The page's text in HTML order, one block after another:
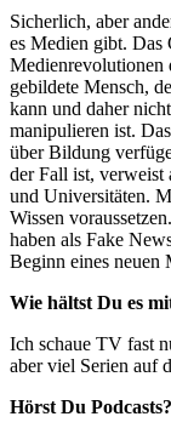
Sicherlich, aber
es Medien gibt.
Medienrevolutionen
gebildete Mensch,
kann und daher
manipulieren ist.
über Bildung
der Fall ist, verweist
und Universitäten.
Wissen
haben als Fake
Beginn eines neuen
Wie hältst Du es
Ich schaue TV fast
aber viel Serien auf
Hörst Du